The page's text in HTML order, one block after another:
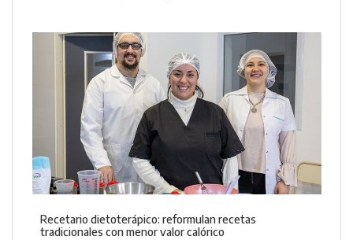
Recetario dietoterápico: reformulan recetas
tradicionales con menor valor calórico